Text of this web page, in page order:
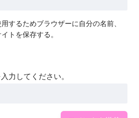
するためブラウザーに自分の名前、
トを保存する。
力してください。